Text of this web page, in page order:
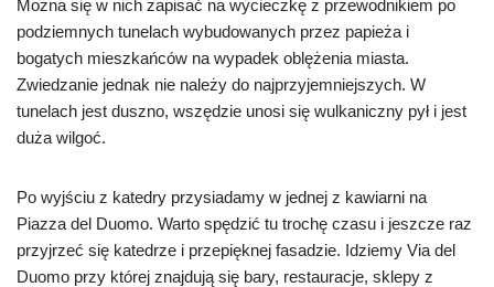
Można się w nich zapisać na wycieczkę z przewodnikiem po
podziemnych tunelach wybudowanych przez papieża i
bogatych mieszkańców na wypadek oblężenia miasta.
Zwiedzanie jednak nie należy do najprzyjemniejszych. W
tunelach jest duszno, wszędzie unosi się wulkaniczny pył i jest
duża wilgoć.
Po wyjściu z katedry przysiadamy w jednej z kawiarni na
Piazza del Duomo. Warto spędzić tu trochę czasu i jeszcze raz
przyjrzeć się katedrze i przepięknej fasadzie. Idziemy Via del
Duomo przy której znajdują się bary, restauracje, sklepy z